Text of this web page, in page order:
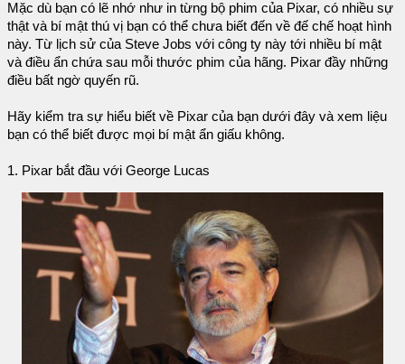
Mặc dù bạn có lẽ nhớ như in từng bộ phim của Pixar, có nhiều sự
thật và bí mật thú vị bạn có thể chưa biết đến về đế chế hoạt hình
này. Từ lịch sử của Steve Jobs với công ty này tới nhiều bí mật
và điều ẩn chứa sau mỗi thước phim của hãng. Pixar đầy những
điều bất ngờ quyến rũ.
Hãy kiểm tra sự hiểu biết về Pixar của bạn dưới đây và xem liệu
bạn có thể biết được mọi bí mật ẩn giấu không.
1. Pixar bắt đầu với George Lucas